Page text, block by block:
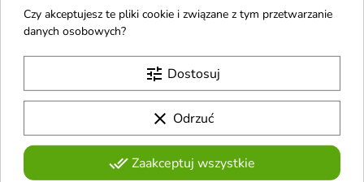
Michael Kors
Miraculum
Miu Miu
Mohani
Mokosh
Czy akceptujesz te pliki cookie i związane z tym przetwarzanie
danych osobowych?
tune Dostosuj
clear Odrzuć
done_allZaakceptuj wszystkie